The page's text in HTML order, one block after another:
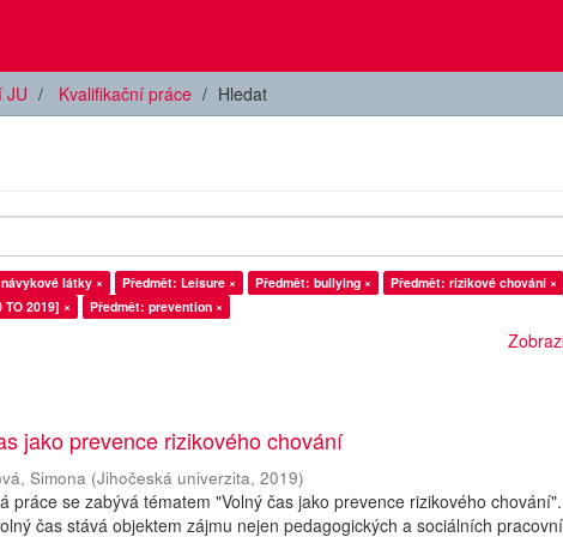
JU Kvalifikační práce Hledat
látky × Předmět: Leisure × Předmět: bullying ×
Předmět: rizikové chování ×
2019] × Předmět: prevention ×
jako prevence rizikového chování
Simona (Jihočeská univerzita,2019)
práce se zabývá tématem "Volný čas jako prevence rizikového
čas stává objektem zájmu nejen pedagogických a sociálních